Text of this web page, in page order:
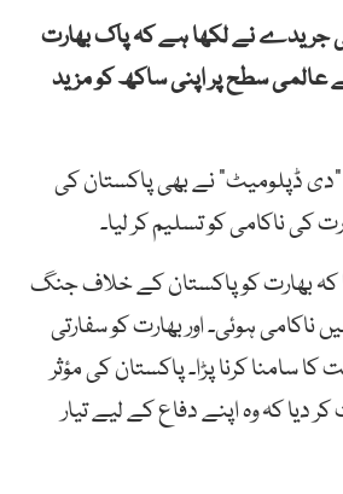
جریدے نے لکھا ہے کہ پاک بھارت
سطح پر اپنی ساکھ کو مزید
ڈپلومیٹ” نے بھی پاکستان کی
کی ناکامی کو تسلیم کر لیا۔
کہ بھارت کو پاکستان کے خلاف جنگ
ہوئی۔ اور بھارت کو سفارتی
سامنا کرنا پڑا۔ پاکستان کی مؤثر
کر دیا کہ وہ اپنے دفاع کے لیے تیار